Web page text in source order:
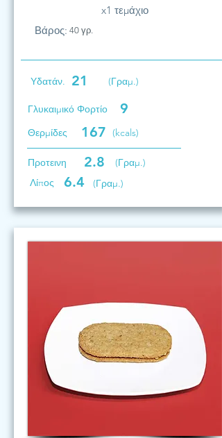
x1 τεμάχιο
Βάρος: 40 γρ.
Υδατάν. 21 (Γραμ.)
Γλυκαιμικό Φορτίο 9
Θερμίδες 167 (kcals)
Προτεινη 2.8
(Γραμ.)
Λίπος
6.4 (Γραμ.)